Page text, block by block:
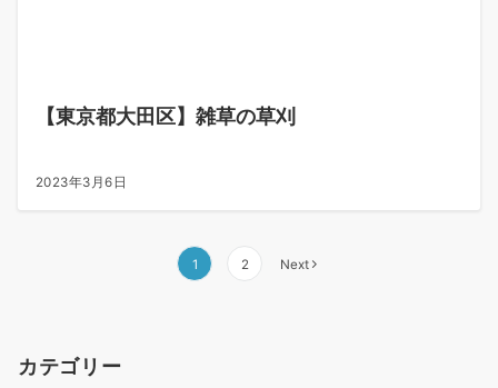
【東京都大田区】雑草の草刈
2023年3月6日
ー
1 2 Next
カテゴリー